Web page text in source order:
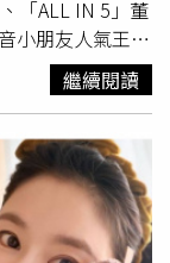
凍鞋美到像童話
FANG聯名
靈設計聞名的
術品一樣。最吸
搭配立體花卉紋
走路都有種仙
雙透膚雕花鏤空
與立體花朵裝
列完全不會有過
「ALL IN 5」董
小朋友人氣王
就相當濃厚，貢
尬舞，展現老牌
隊隊長錢薇娟
啟「56魂」帶來
也跟著合唱，兩
張，當場被自己
城地圖：最強明
繼續閱讀